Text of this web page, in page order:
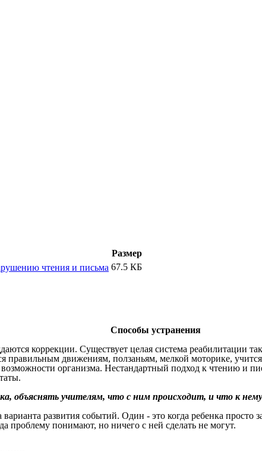
Размер
чтения и письма 67.5 КБ
Способы устранения
коррекции. Существует целая система реабилитации
правильным движениям, ползаньям, мелкой моторике,
организма. Нестандартный подход к чтению и
объяснять учителям, что с ним происходит, и что к
развития событий. Один - это когда ребенка просто
понимают, но ничего с ней сделать не могут.